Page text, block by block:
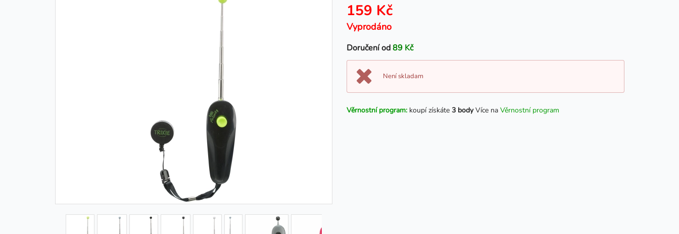
159 Kč
Vyprodáno
Doručení od89 Kč
Není skladam
Věrnostní program: koupí získáte 3 bodyVíce na Věrnostní program